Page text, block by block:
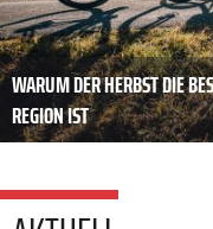
WARUM DER HERBST DIE
REGION IST